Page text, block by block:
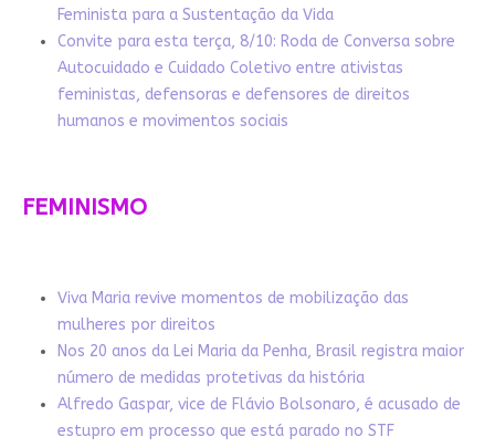
Feminista para a Sustentação da Vida
Convite para esta terça, 8/10: Roda de Conversa sobre
Autocuidado e Cuidado Coletivo entre ativistas
feministas, defensoras e defensores de direitos
humanos e movimentos sociais
FEMINISMO
Viva Maria revive momentos de mobilização das
mulheres por direitos
Nos 20 anos da Lei Maria da Penha, Brasil registra maior
número de medidas protetivas da história
Alfredo Gaspar, vice de Flávio Bolsonaro, é acusado de
estupro em processo que está parado no STF